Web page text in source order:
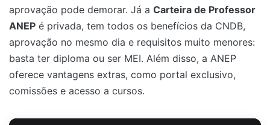
aprovação pode demorar. Já a Carteira de Professor
ANEP é privada, tem todos os benefícios da CNDB,
aprovação no mesmo dia e requisitos muito menores:
basta ter diploma ou ser MEI. Além disso, a ANEP
oferece vantagens extras, como portal exclusivo,
comissões e acesso a cursos.